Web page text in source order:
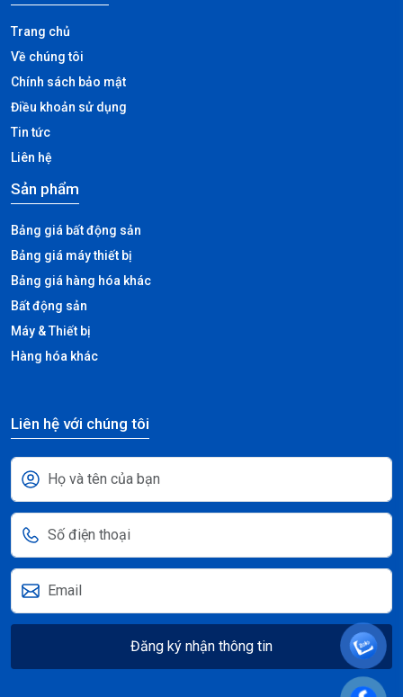
Trang chủ
Về chúng tôi
Chính sách bảo mật
Điều khoản sử dụng
Tin tức
Liên hệ
Sản phẩm
Bảng giá bất động sản
Bảng giá máy thiết bị
Bảng giá hàng hóa khác
Bất động sản
Máy & Thiết bị
Hàng hóa khác
Liên hệ với chúng tôi
Đăng ký nhận thông tin